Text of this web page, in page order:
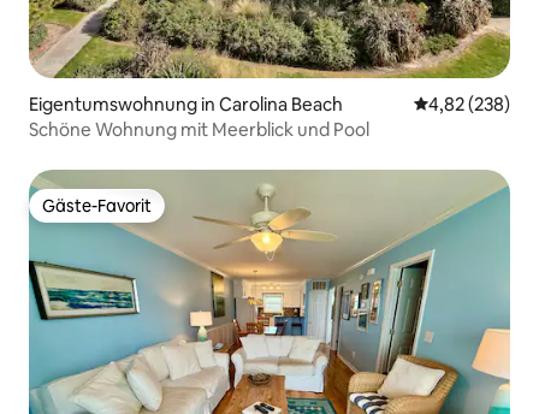
Eigentumswohnung in Carolina Beach
4,82 (238)
Schöne Wohnung mit Meerblick und Pool
Gäste-Favorit
Gäste-Favorit